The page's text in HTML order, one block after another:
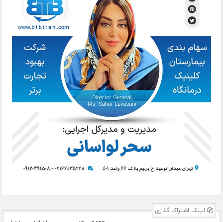
لینک اشتراک گذاری